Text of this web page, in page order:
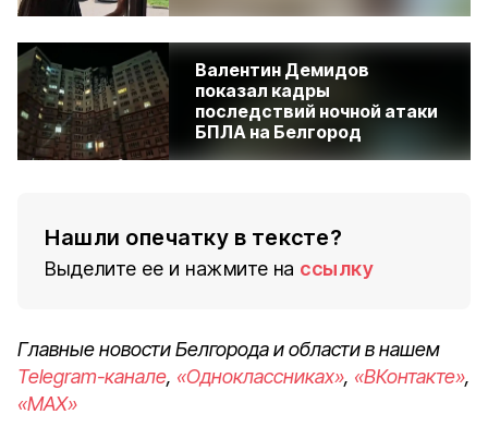
Валентин Демидов
показал кадры
последствий ночной атаки
БПЛА на Белгород
Нашли опечатку в тексте?
Выделите ее и нажмите на ссылку
Главные новости Белгорода и области в нашем
Telegram-канале, «Одноклассниках», «ВКонтакте»,
«MAX»